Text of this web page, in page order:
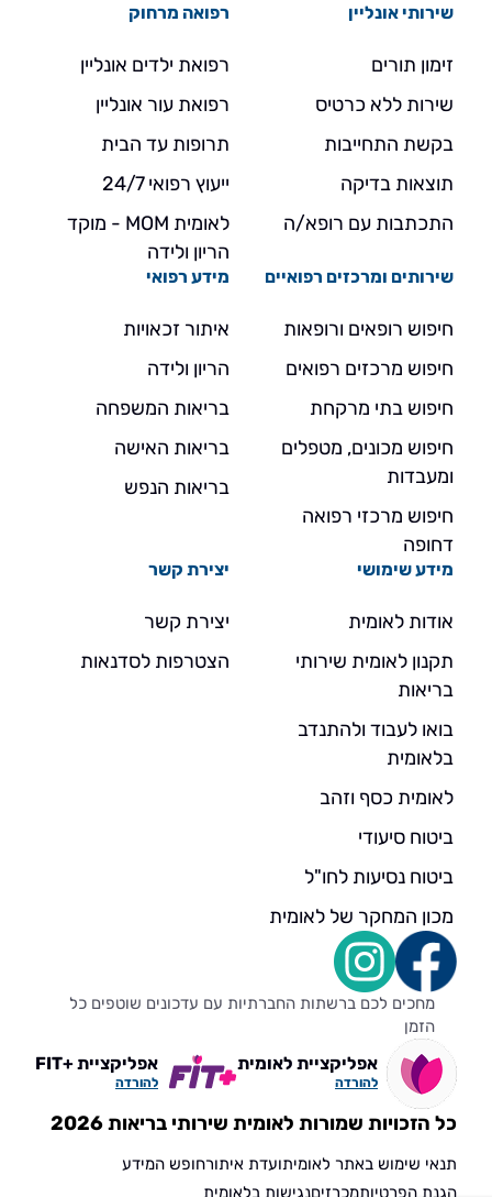
שירותי אונליין
זימון תורים
שירות ללא כרטיס
בקשת התחייבות
תוצאות בדיקה
התכתבות עם רופא/ה
רפואה מרחוק
רפואת ילדים אונליין
רפואת עור אונליין
תרופות עד הבית
ייעוץ רפואי 24/7
לאומית MOM - מוקד
הריון ולידה
שירותים ומרכזים רפואיים
חיפוש רופאים ורופאות
חיפוש מרכזים רפואים
חיפוש בתי מרקחת
חיפוש מכונים, מטפלים
ומעבדות
חיפוש מרכזי רפואה
דחופה
מידע רפואי
איתור זכאויות
הריון ולידה
בריאות המשפחה
בריאות האישה
בריאות הנפש
מידע שימושי
אודות לאומית
תקנון לאומית שירותי
בריאות
בואו לעבוד ולהתנדב
בלאומית
לאומית כסף וזהב
ביטוח סיעודי
ביטוח נסיעות לחו"ל
מכון המחקר של לאומית
יצירת קשר
יצירת קשר
הצטרפות לסדנאות
מחכים לכם ברשתות החברתיות עם עדכונים שוטפים כל
הזמן
אפליקציית לאומית
להורדה
אפליקציית +FIT
להורדה
כל הזכויות שמורות לאומית שירותי בריאות 2026
תנאי שימוש באתר לאומיתועדת איתורחופש המידע
הגנת הפרטיותמכרזיםנגישות בלאומית